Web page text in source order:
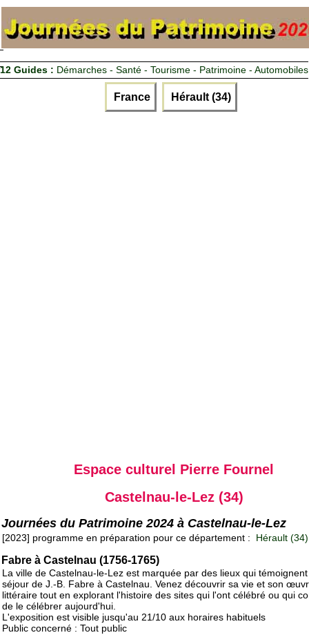
12 Guides : Démarches - Santé - Tourisme - Patrimoine - Automobiles
France Hérault (34)
Espace culturel Pierre Fournel
Castelnau-le-Lez (34)
Journées du Patrimoine 2024 à Castelnau-le-Lez
[2023] programme en préparation pour ce département : Hérault (34)
Fabre à Castelnau (1756-1765)
La ville de Castelnau-le-Lez est marquée par des lieux qui
séjour de J.-B. Fabre à Castelnau. Venez découvrir sa vie et son
littéraire tout en explorant l'histoire des sites qui l'ont célébré ou qui
de le célébrer aujourd'hui.
L'exposition est visible jusqu'au 21/10 aux horaires habituels
Public concerné : Tout public